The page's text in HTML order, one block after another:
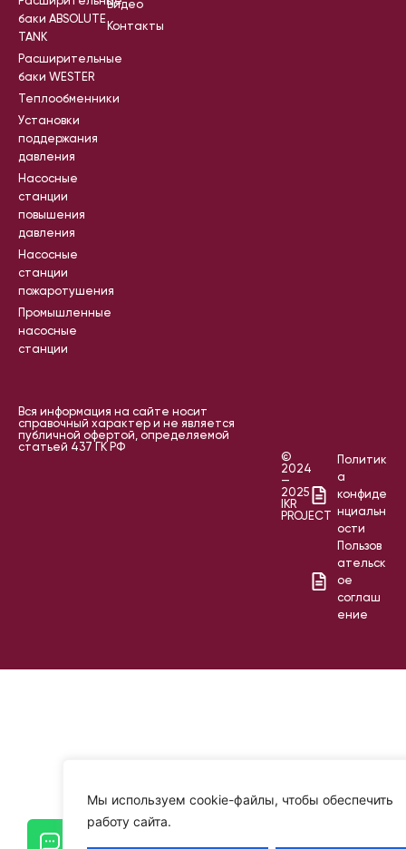
Мы используем cookie-файлы, чтобы обеспечить
работу сайта.
баки ABSOLUTE
TANK
Расширительные
баки WESTER
Теплообменники
Установки
поддержания
давления
Насосные
станции
повышения
давления
Насосные
станции
пожаротушения
Промышленные
насосные
станции
Видео
Контакты
Вся информация на сайте носит
справочный характер и не является
публичной офертой, определяемой
статьей 437 ГК РФ
©
2024
—
2025
IKR
PROJECT
Политик
а
конфиде
нциальн
ости
Пользов
ательск
ое
соглаш
ение